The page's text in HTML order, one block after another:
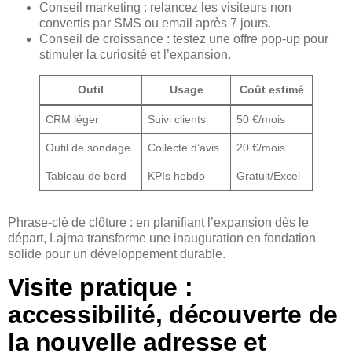
Conseil marketing : relancez les visiteurs non
convertis par SMS ou email après 7 jours.
Conseil de croissance : testez une offre pop-up pour
stimuler la curiosité et l’expansion.
Outil Usage Coût estimé
CRM léger Suivi clients 50 €/mois
Outil de sondage Collecte d’avis 20 €/mois
Tableau de bord KPIs hebdo Gratuit/Excel
Phrase-clé de clôture : en planifiant l’expansion dès le
départ, Lajma transforme une inauguration en fondation
solide pour un développement durable.
Visite pratique :
accessibilité, découverte de
la nouvelle adresse et